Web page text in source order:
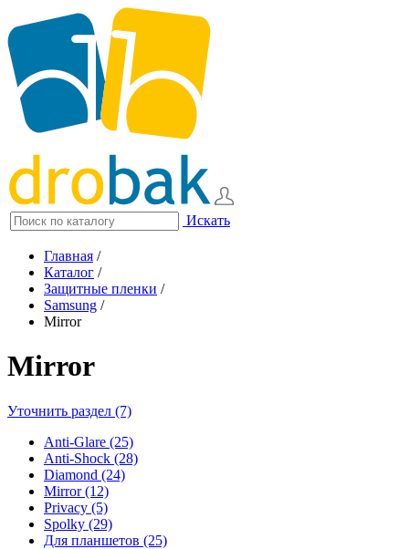
Искать
Главная /
Каталог /
Защитные пленки /
Samsung /
Mirror
Mirror
Уточнить раздел (7)
Anti-Glare (25)
Anti-Shock (28)
Diamond (24)
Mirror (12)
Privacy (5)
Spolky (29)
Для планшетов (25)